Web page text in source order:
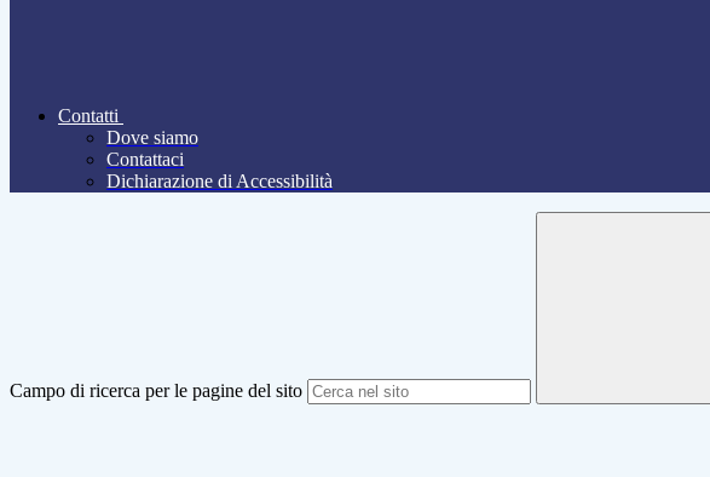
Contatti
Dove siamo
Contattaci
Dichiarazione di Accessibilità
Campo di ricerca per le pagine del sito